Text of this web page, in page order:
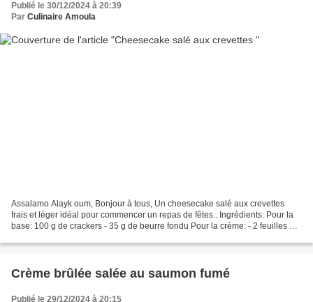
Publié le 30/12/2024 à 20:39
Par Culinaire Amoula
Assalamo Alayk oum, Bonjour à tous, Un cheesecake salé aux crevettes
frais et léger idéal pour commencer un repas de fêtes.. Ingrédients: Pour la
base: 100 g de crackers - 35 g de beurre fondu Pour la crème: - 2 feuilles de
Crème brûlée salée au saumon fumé
Publié le 29/12/2024 à 20:15